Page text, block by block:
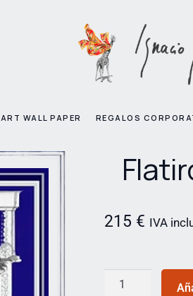
ART WALL PAPER REGALOS
215 € IVA